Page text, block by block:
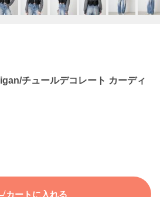
チュールデコレート カーディ
カートに入れる